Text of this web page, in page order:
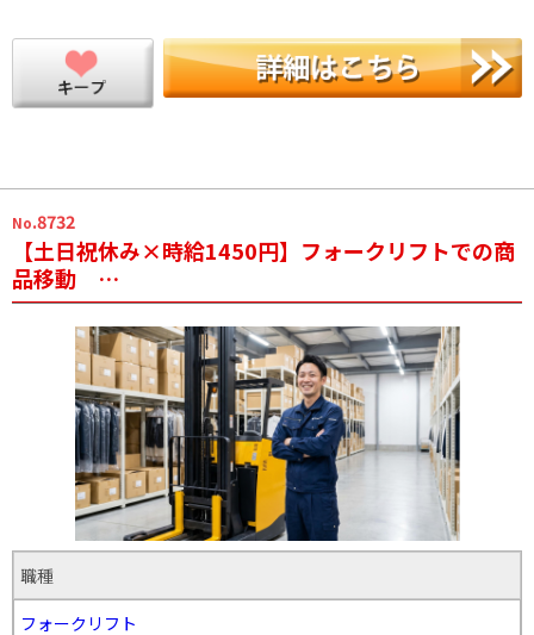
No.8732
【土日祝休み×時給1450円】フォークリフトでの商
品移動 …
職種
フォークリフト